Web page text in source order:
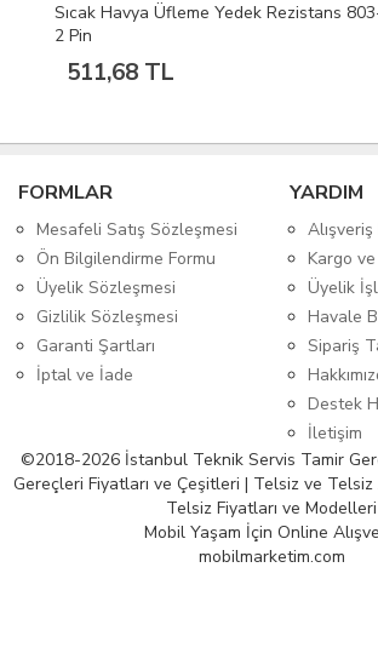
Sıcak Havya Üfleme Yedek Rezistans
2 Pin
511,68 TL
FORMLAR
Mesafeli Satış Sözleşmesi
Ön Bilgilendirme Formu
Üyelik Sözleşmesi
Gizlilik Sözleşmesi
Garanti Şartları
İptal ve İade
YARDIM
Kargo
Üyelik
Havale
Sipariş
Destek
İletişim
©2018-2026 İstanbul Teknik Servis Tamir
Gereçleri Fiyatları ve Çeşitleri | Telsiz ve Telsiz
Telsiz Fiyatları ve Modelleri
Mobil Yaşam İçin Online
mobilmarketim.com